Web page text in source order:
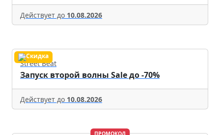
Действует до 10.08.2026
Street Beat
Запуск второй волны Sale до -70%
Действует до 10.08.2026
ПРОМОКОД